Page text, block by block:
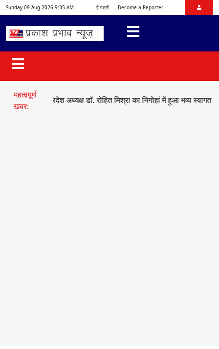
Sunday 09 Aug 2026 9:35 AM ई-पत्रों Become a Reporter
महत्वपूर्ण
खबर:
प्रदेश अध्यक्ष डॉ. रोहित मिश्रा का निगोहां में हुआ भव्य स्वागत ●सड़क